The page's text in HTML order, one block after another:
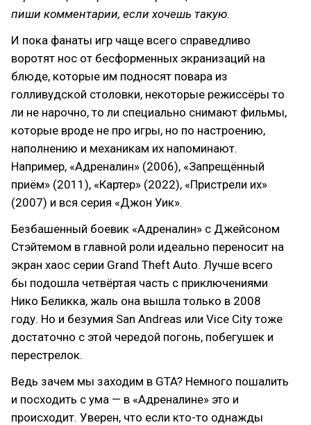
пиши комментарии, если хочешь такую.
И пока фанаты игр чаще всего справедливо
воротят нос от бесформенных экранизаций на
блюде, которые им подносят повара из
голливудской столовки, некоторые режиссёры то
ли не нарочно, то ли специально снимают фильмы,
которые вроде не про игры, но по настроению,
наполнению и механикам их напоминают.
Например, «Адреналин» (2006), «Запрещённый
приём» (2011), «Картер» (2022), «Пристрели их»
(2007) и вся серия «Джон Уик».
Безбашенный боевик «Адреналин» с Джейсоном
Стэйтемом в главной роли идеально переносит на
экран хаос серии Grand Theft Auto. Лучше всего
бы подошла четвёртая часть с приключениями
Нико Беликка, жаль она вышла только в 2008
году. Но и безумия San Andreas или Vice City тоже
достаточно с этой чередой погонь, побегушек и
перестрелок.
Ведь зачем мы заходим в GTA? Немного пошалить
и посходить с ума — в «Адреналине» это и
происходит. Уверен, что если кто-то однажды